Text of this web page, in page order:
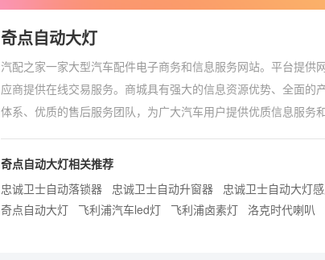
奇点自动大灯
汽配之家一家大型汽车配件电子商务和信息服务网站。平台提
应商提供在线交易服务。商城具有强大的信息资源优势、全面
体系、优质的售后服务团队，为广大汽车用户提供优质信息服
通过此平台了解奇点自动大灯价格，奇点自动大灯图片及产品
灯厂家等。关于此类问题，用户都可以在我们平台留言，我们会
奇点自动大灯相关推荐
忠诚卫士自动落锁器 忠诚卫士自动升窗器 忠诚卫士自动大灯
奇点自动大灯
飞利浦汽车led灯 飞利浦卤素灯 洛克时代喇叭